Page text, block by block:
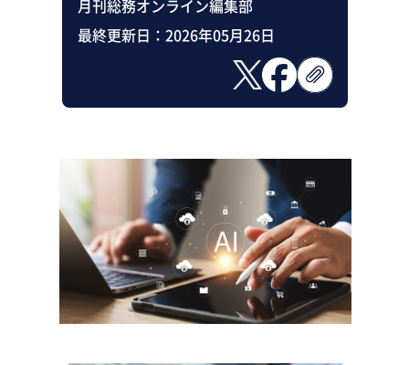
月刊総務オンライン編集部
最終更新日： 2026年05月26日